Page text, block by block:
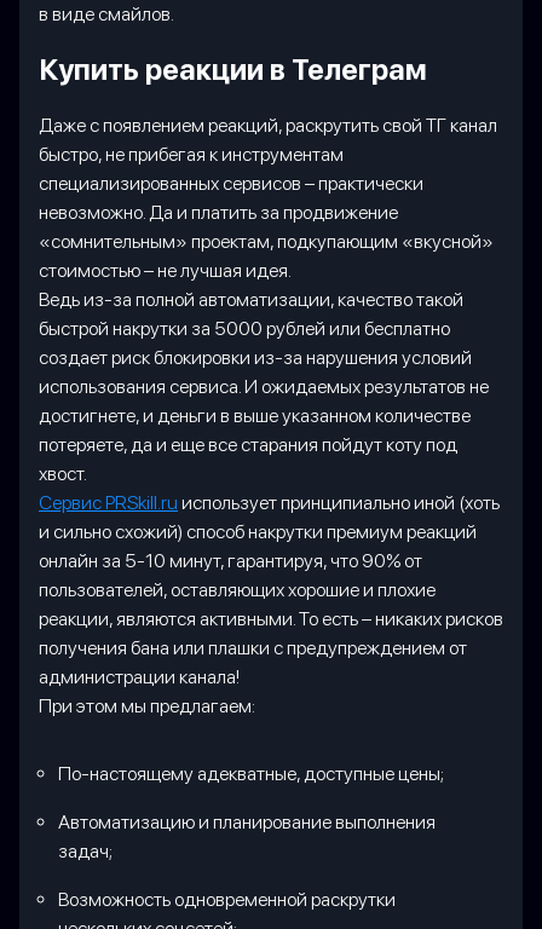
в виде смайлов.
Купить реакции в Телеграм
Даже с появлением реакций, раскрутить свой ТГ канал
быстро, не прибегая к инструментам
специализированных сервисов – практически
невозможно. Да и платить за продвижение
«сомнительным» проектам, подкупающим «вкусной»
стоимостью – не лучшая идея.
Ведь из-за полной автоматизации, качество такой
быстрой накрутки за 5000 рублей или бесплатно
создает риск блокировки из-за нарушения условий
использования сервиса. И ожидаемых результатов не
достигнете, и деньги в выше указанном количестве
потеряете, да и еще все старания пойдут коту под
хвост.
Сервис PRSkill.ru использует принципиально иной (хоть
и сильно схожий) способ накрутки премиум реакций
онлайн за 5-10 минут, гарантируя, что 90% от
пользователей, оставляющих хорошие и плохие
реакции, являются активными. То есть – никаких рисков
получения бана или плашки с предупреждением от
администрации канала!
При этом мы предлагаем:
По-настоящему адекватные, доступные цены;
Автоматизацию и планирование выполнения
задач;
Возможность одновременной раскрутки